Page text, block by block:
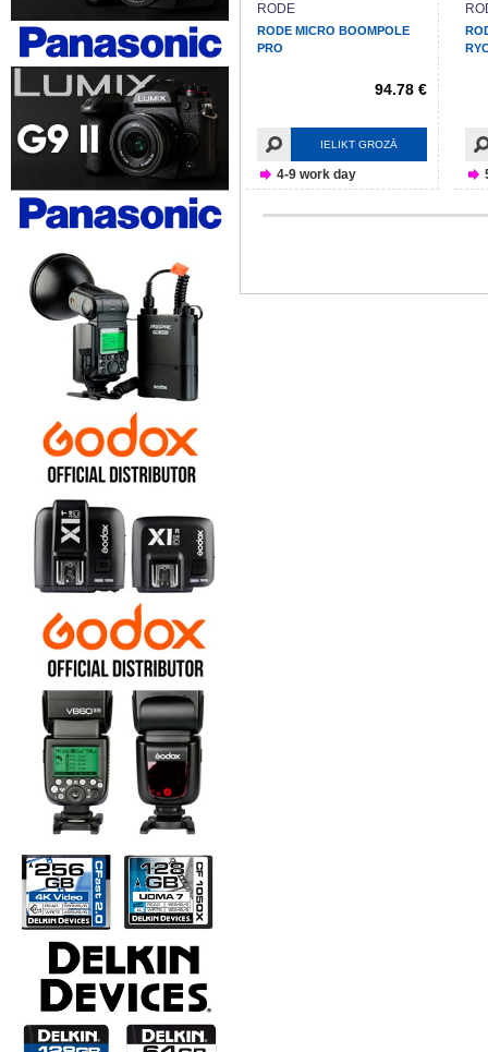
RODE
RODE MICRO BOOMPOLE
PRO
94.78 €
IELIKT GROZĀ
4-9 work day